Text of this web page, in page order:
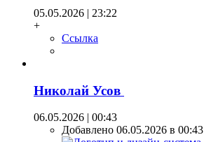
05.05.2026 | 23:22
+
Ссылка
Николай Усов
06.05.2026 | 00:43
Добавлено 06.05.2026 в 00:43